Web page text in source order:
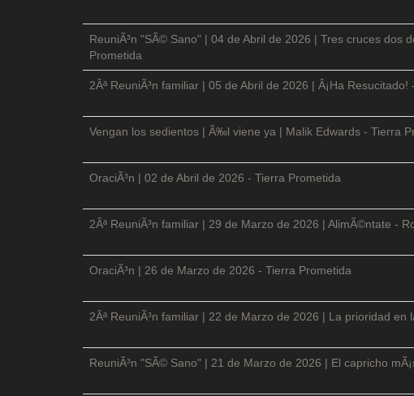
ReuniÃ³n "SÃ© Sano" | 04 de Abril de 2026 | Tres cruces dos
Prometida
2Âª ReuniÃ³n familiar | 05 de Abril de 2026 | Â¡Ha
Vengan los sedientos | Ã‰l viene ya | Malik Edwards - Tierra
OraciÃ³n | 02 de Abril de 2026 - Tierra Prometida
2Âª ReuniÃ³n familiar | 29 de Marzo de 2026 | AlimÃ©ntate -
OraciÃ³n | 26 de Marzo de 2026 - Tierra Prometida
2Âª ReuniÃ³n familiar | 22 de Marzo de 2026 | La prioridad en
ReuniÃ³n "SÃ© Sano" | 21 de Marzo de 2026 | El capricho